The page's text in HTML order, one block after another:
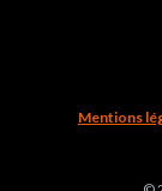
Mentions